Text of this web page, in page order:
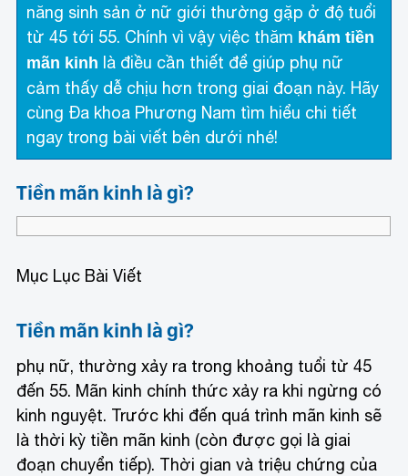
năng sinh sản ở nữ giới thường gặp ở độ tuổi
từ 45 tới 55. Chính vì vậy việc thăm khám tiền
mãn kinh là điều cần thiết để giúp phụ nữ
cảm thấy dễ chịu hơn trong giai đoạn này. Hãy
cùng Đa khoa Phương Nam tìm hiểu chi tiết
ngay trong bài viết bên dưới nhé!
Tiền mãn kinh là gì?
Mục Lục Bài Viết
Tiền mãn kinh là gì?
phụ nữ, thường xảy ra trong khoảng tuổi từ 45
đến 55. Mãn kinh chính thức xảy ra khi ngừng có
kinh nguyệt. Trước khi đến quá trình mãn kinh sẽ
là thời kỳ tiền mãn kinh (còn được gọi là giai
đoạn chuyển tiếp). Thời gian và triệu chứng của